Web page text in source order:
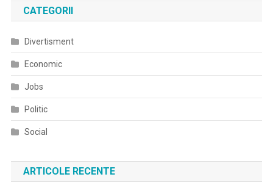
CATEGORII
Divertisment
Economic
Jobs
Politic
Social
ARTICOLE RECENTE